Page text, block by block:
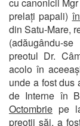
prelați papali)
din Satu-Mare,
(adăugându-
preotul Dr.
acolo în
unde a fost dus
de Interne în
Octombrie pe
preoții săi, a